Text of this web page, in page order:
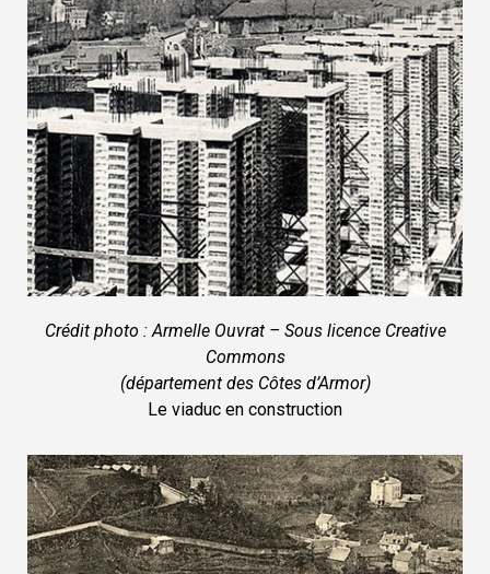
Crédit photo : Armelle Ouvrat – Sous licence Creative
Commons
(département des Côtes d’Armor)
Le viaduc en construction